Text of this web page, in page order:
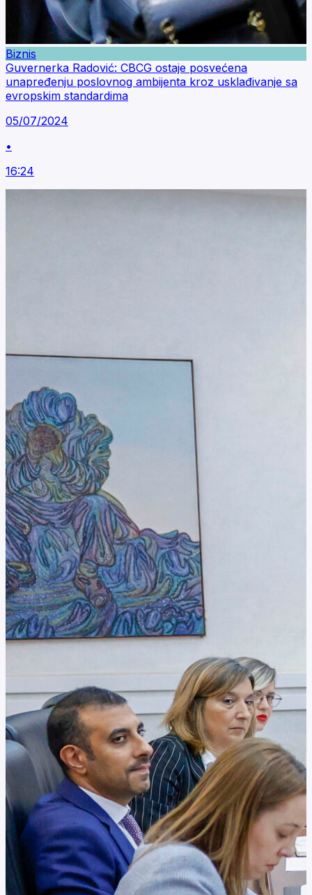
Biznis
Guvernerka Radović: CBCG ostaje posvećena
unapređenju poslovnog ambijenta kroz usklađivanje sa
evropskim standardima
05/07/2024
•
16:24